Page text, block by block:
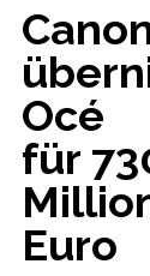
Océ
für
Euro